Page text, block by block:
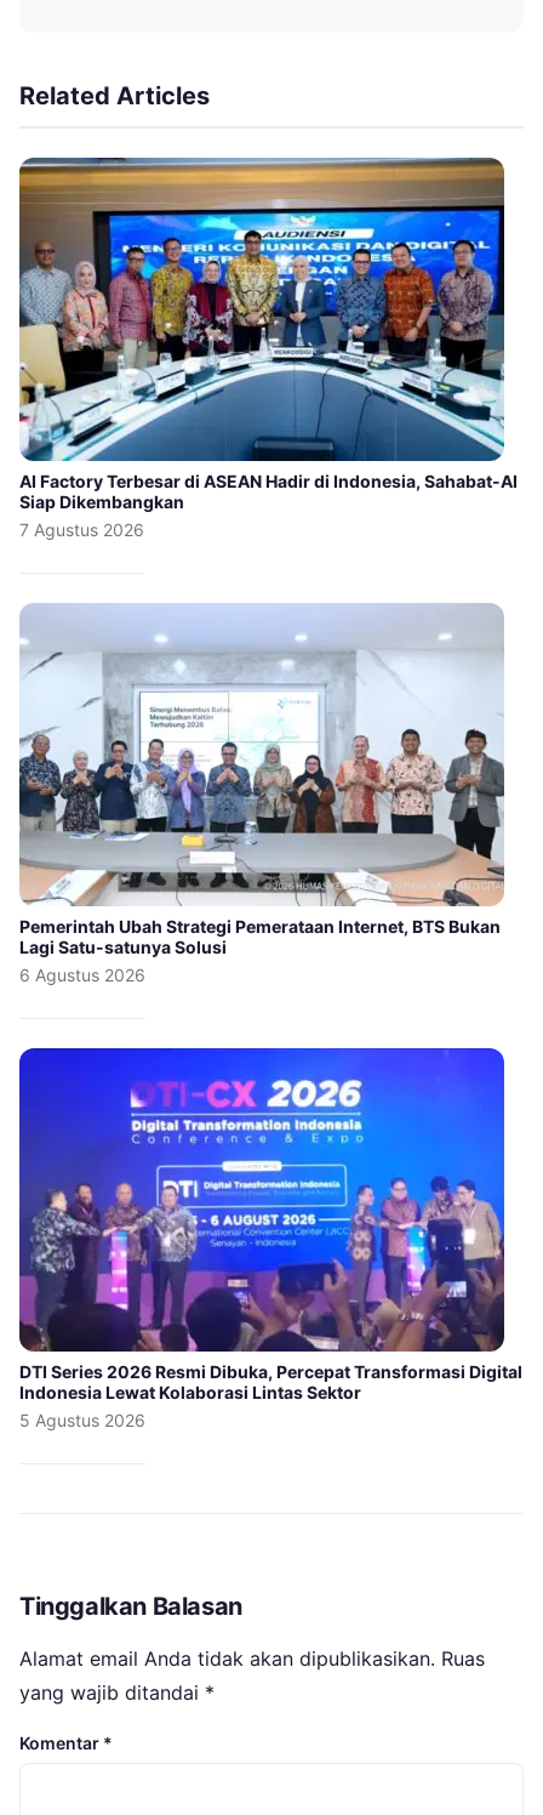
Related Articles
AI Factory Terbesar di ASEAN Hadir di Indonesia, Sahabat-AI
Siap Dikembangkan
7 Agustus 2026
Pemerintah Ubah Strategi Pemerataan Internet, BTS Bukan
Lagi Satu-satunya Solusi
6 Agustus 2026
DTI Series 2026 Resmi Dibuka, Percepat Transformasi Digital
Indonesia Lewat Kolaborasi Lintas Sektor
5 Agustus 2026
Tinggalkan Balasan
Alamat email Anda tidak akan dipublikasikan. Ruas
yang wajib ditandai *
Komentar *